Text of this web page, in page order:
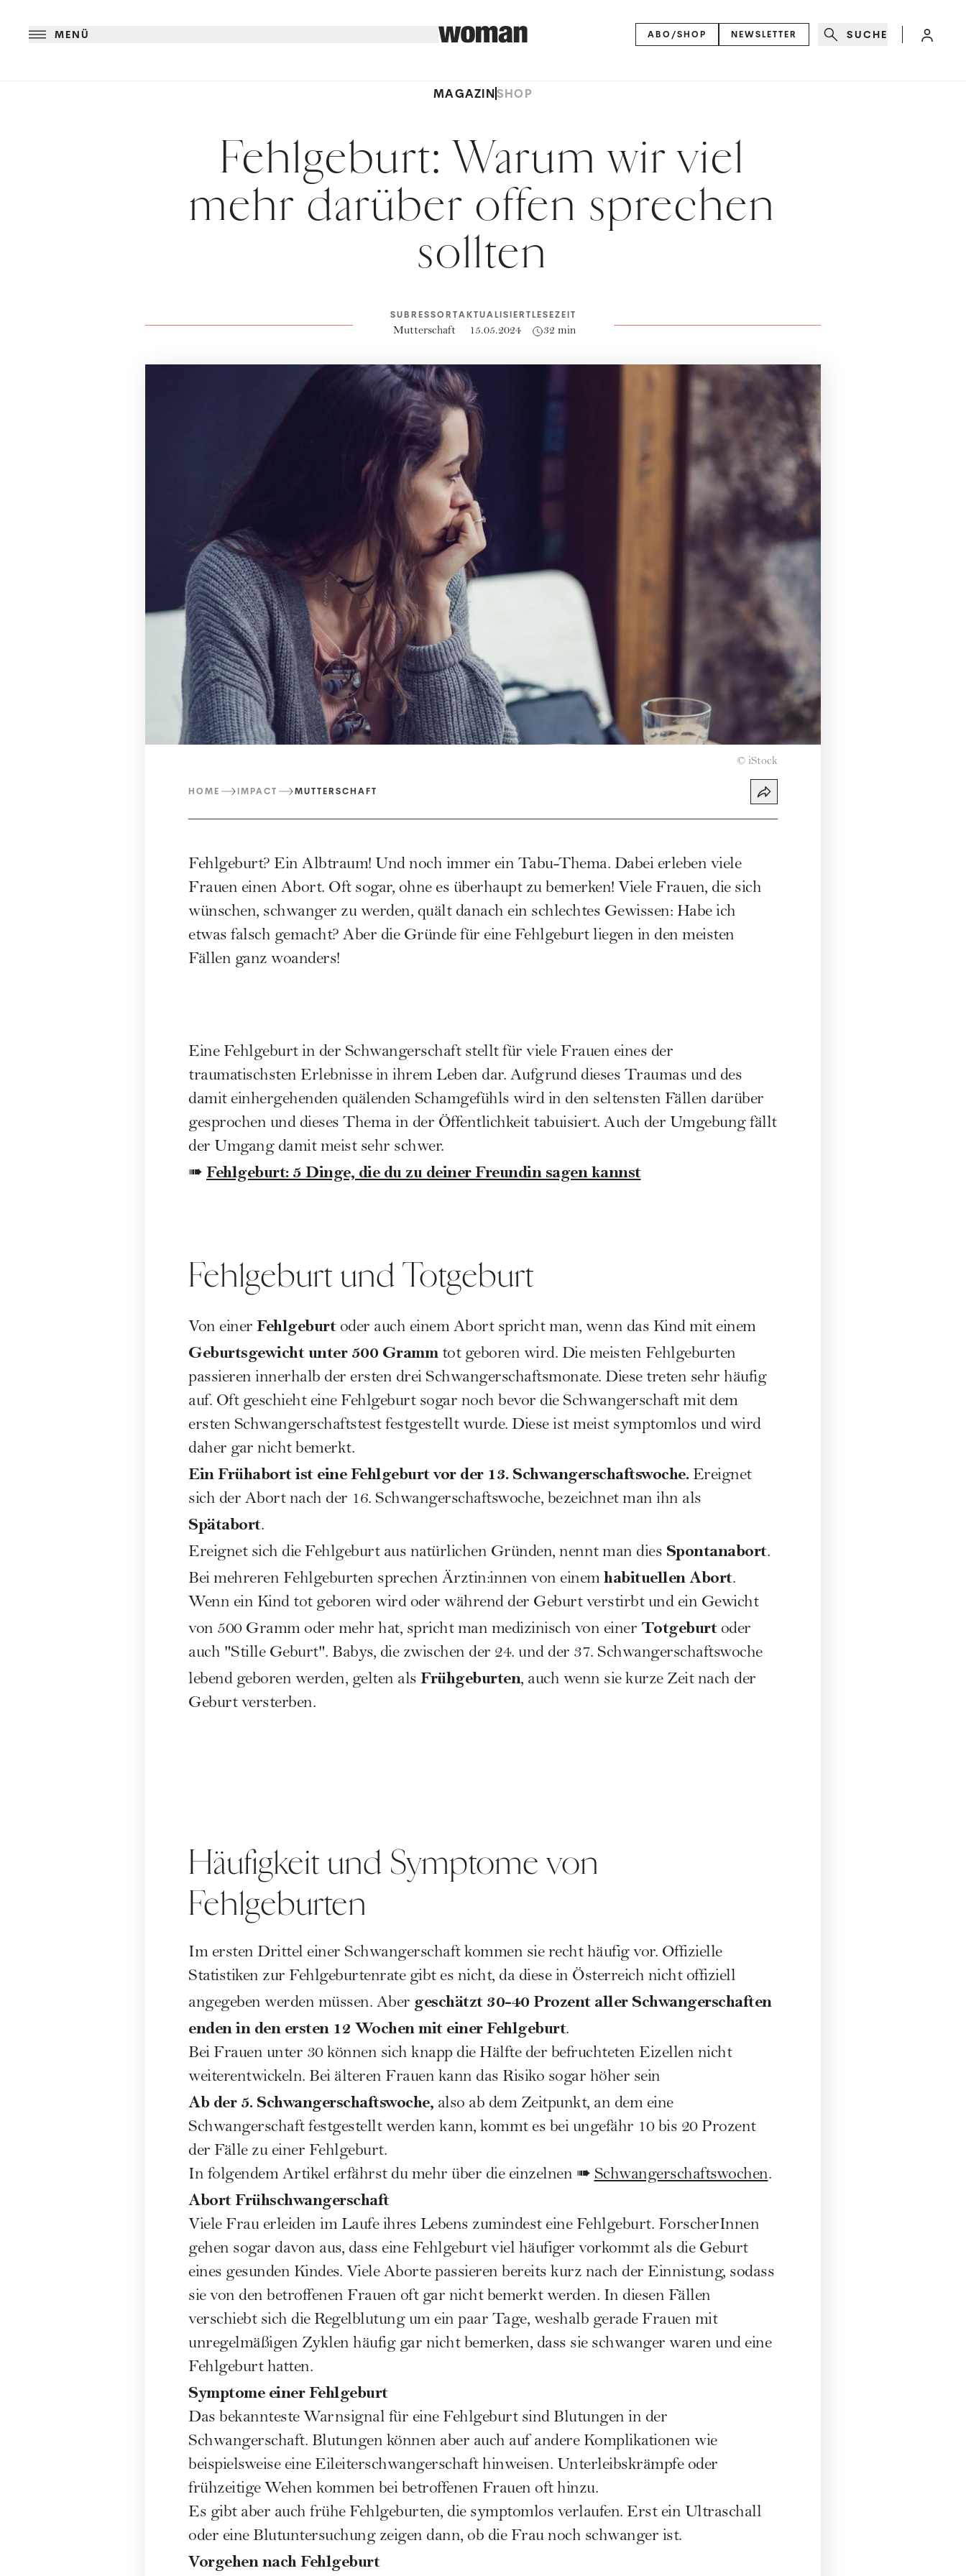
MENÜ ABO/SHOP NEWSLETTER SUCHE
MAGAZINSHOP
Fehlgeburt: Warum wir viel
mehr darüber offen sprechen
sollten
SUBRESSORT
Mutterschaft
AKTUALISIERT
15.05.2024
LESEZEIT
32 min
© iStock
HOME IMPACT MUTTERSCHAFT
Fehlgeburt? Ein Albtraum! Und noch immer ein Tabu-Thema. Dabei erleben viele
Frauen einen Abort. Oft sogar, ohne es überhaupt zu bemerken! Viele Frauen, die sich
wünschen, schwanger zu werden, quält danach ein schlechtes Gewissen: Habe ich
etwas falsch gemacht? Aber die Gründe für eine Fehlgeburt liegen in den meisten
Fällen ganz woanders!
Eine Fehlgeburt in der Schwangerschaftstellt für viele Frauen eines der
traumatischsten Erlebnisse in ihrem Leben dar. Aufgrund dieses Traumas und des
damit einhergehenden quälenden Schamgefühls wird in den seltensten Fällen darüber
gesprochen und dieses Thema in der Öffentlichkeit tabuisiert. Auch der Umgebung fällt
der Umgang damit meist sehr schwer.
➠ Fehlgeburt: 5 Dinge, die du zu deiner Freundin sagen kannst
Fehlgeburt und Totgeburt
Von einer Fehlgeburtoder auch einem Abort spricht man, wenn das Kind mit einem
Geburtsgewicht unter 500 Grammtot geboren wird. Die meisten Fehlgeburten
passieren innerhalb der ersten drei Schwangerschaftsmonate. Diese treten sehr häufig
auf. Oft geschieht eine Fehlgeburt sogar noch bevor die Schwangerschaftmit dem
ersten Schwangerschaftstestfestgestellt wurde. Diese ist meist symptomlos und wird
daher gar nicht bemerkt.
Ein Frühabort ist eine Fehlgeburt vor der 13. Schwangerschaftswoche. Ereignet
sich der Abort nach der 16. Schwangerschaftswoche, bezeichnet man ihn als
Spätabort.
Ereignet sich die Fehlgeburt aus natürlichen Gründen, nennt man dies Spontanabort.
Bei mehreren Fehlgeburten sprechen Ärztin:innen von einem habituellen Abort.
Wenn ein Kind tot geboren wird oder während der Geburtverstirbt und ein Gewicht
von 500 Gramm oder mehr hat, spricht man medizinisch von einer Totgeburtoder
auch "Stille Geburt". Babys, die zwischen der 24. und der 37. Schwangerschaftswoche
lebend geboren werden, gelten als Frühgeburten, auch wenn sie kurze Zeit nach der
Geburt versterben.
Häufigkeit und Symptome von
Fehlgeburten
Im ersten Drittel einer Schwangerschaftkommen sie recht häufig vor. Offizielle
Statistiken zur Fehlgeburtenrate gibt es nicht, da diese in Österreich nicht offiziell
angegeben werden müssen. Aber geschätzt 30-40 Prozent aller Schwangerschaften
enden in den ersten 12 Wochen mit einer Fehlgeburt.
Bei Frauen unter 30 können sich knapp die Hälfte der befruchteten Eizellen nicht
weiterentwickeln. Bei älteren Frauen kann das Risiko sogar höher sein
Ab der 5. Schwangerschaftswoche, also ab dem Zeitpunkt, an dem eine
Schwangerschaft festgestellt werden kann, kommt es bei ungefähr 10 bis 20 Prozent
der Fälle zu einer Fehlgeburt.
In folgendem Artikel erfährst du mehr über die einzelnen ➠ Schwangerschaftswochen.
Abort Frühschwangerschaft
Viele Frau erleiden im Laufe ihres Lebens zumindest eine Fehlgeburt. ForscherInnen
gehen sogar davon aus, dass eine Fehlgeburt viel häufiger vorkommt als die Geburt
eines gesunden Kindes. Viele Aborte passieren bereits kurz nach der Einnistung, sodass
sie von den betroffenen Frauen oft gar nicht bemerkt werden. In diesen Fällen
verschiebt sich die Regelblutung um ein paar Tage, weshalb gerade Frauen mit
unregelmäßigen Zyklen häufig gar nicht bemerken, dass sie schwanger waren und eine
Fehlgeburt hatten.
Symptome einer Fehlgeburt
Das bekannteste Warnsignal für eine Fehlgeburt sind Blutungen in der
Schwangerschaft. Blutungen können aber auch auf andere Komplikationen wie
beispielsweise eine Eileiterschwangerschaft hinweisen. Unterleibskrämpfe oder
frühzeitige Wehen kommen bei betroffenen Frauen oft hinzu.
Es gibt aber auch frühe Fehlgeburten, die symptomlos verlaufen. Erst ein Ultraschall
oder eine Blutuntersuchung zeigen dann, ob die Frau noch schwanger ist.
Vorgehen nach Fehlgeburt